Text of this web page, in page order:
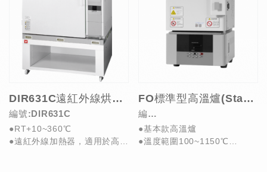
DIR631C遠紅外線烘箱 (Far Infrared Ray Oven)
編號:DIR631C
●RT+10~360℃
●遠紅外線加熱器，適用於高分
FO標準型高溫爐(Standard Muffle Furnace)
編
號:FO111C/211C/311C/411
●基本款高溫爐
●溫度範圍100~1150℃